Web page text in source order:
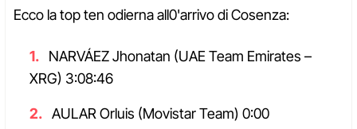
Ecco la top ten odierna all0'arrivo di Cosenza:
NARVÁEZ Jhonatan (UAE Team Emirates –
XRG) 3:08:46
AULAR Orluis (Movistar Team) 0:00